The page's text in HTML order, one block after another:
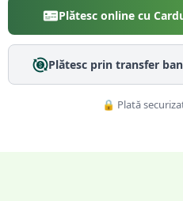
Plătesc online cu
Plătesc prin transfer
🔒 Plată